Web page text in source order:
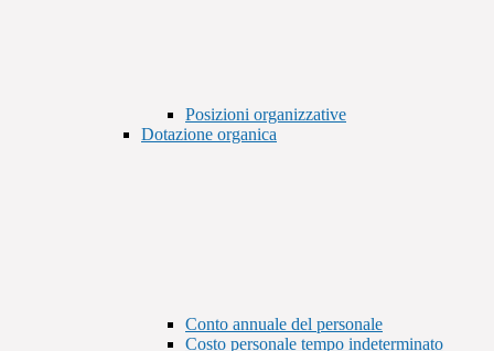
Posizioni organizzative
Dotazione organica
Conto annuale del personale
Costo personale tempo indeterminato